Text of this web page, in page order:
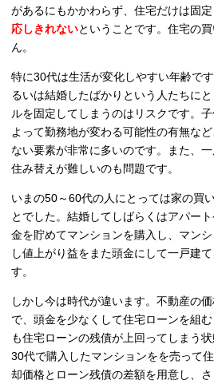
があるにもかかわらず、住宅だけは固定
応しきれないということです。住宅の
ん。
特に30代は生活が変化しやすい年齢で
るいは結婚したばかりという人たちに
ルを固定してしまうのはリスクです。
よって勤務地が変わる可能性の有無な
ない要素が非常に多いのです。また、
住み替えが難しいのも問題です。
いまの50～60代の人にとっては家の買
とでした。結婚してしばらくはアパー
金を貯めてマンションを購入し、マン
し値上がり益をまた頭金にして一戸建
す。
しかし今は時代が違います。不動産の
で、頭金を少なくして住宅ローンを組
も住宅ローンの残債が上回ってしまう状
30代で購入したマンションをを売って
却価格とローン残債の差額を用意し、